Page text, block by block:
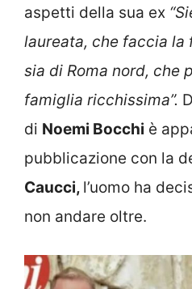
aspetti della sua ex
laureata, che faccia la
sia di Roma nord, che
famiglia ricchissima”.
di Noemi Bocchi è
pubblicazione con la
Caucci, l’uomo ha
non andare oltre.